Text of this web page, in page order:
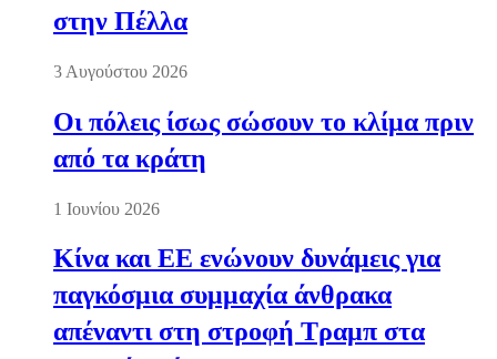
στην Πέλλα
3 Αυγούστου 2026
Οι πόλεις ίσως σώσουν το κλίμα πριν
από τα κράτη
1 Ιουνίου 2026
Κίνα και ΕΕ ενώνουν δυνάμεις για
παγκόσμια συμμαχία άνθρακα
απέναντι στη στροφή Τραμπ στα